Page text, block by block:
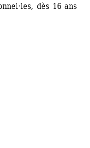
dès 16 ans